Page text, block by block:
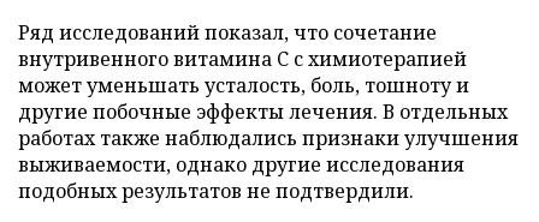
Ряд исследований показал, что сочетание
внутривенного витамина C с химиотерапией
может уменьшать усталость, боль, тошноту и
другие побочные эффекты лечения. В отдельных
работах также наблюдались признаки улучшения
выживаемости, однако другие исследования
подобных результатов не подтвердили.